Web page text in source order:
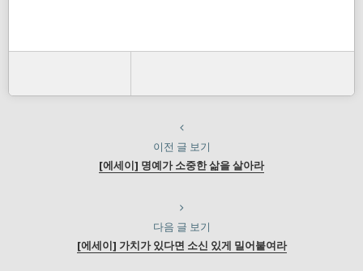
이전 글 보기
[에세이] 명예가 소중한 삶을 살아라
다음 글 보기
[에세이] 가치가 있다면 소신 있게 밀어붙여라